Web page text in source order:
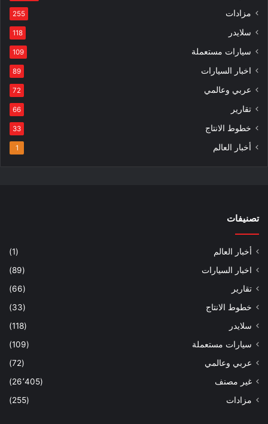
مزادات 255
سلايدر 118
سيارات مستعملة 109
اخبار السيارات 89
عربي وعالمي 72
تقارير 66
خطوط الانتاج 33
أخبار العالم 1
تصنيفات
أخبار العالم
(1)
اخبار السيارات
(89)
تقارير
(66)
خطوط الانتاج
(33)
سلايدر
(118)
سيارات مستعملة
(109)
عربي وعالمي
(72)
غير مصنف
(26٬405)
مزادات
(255)